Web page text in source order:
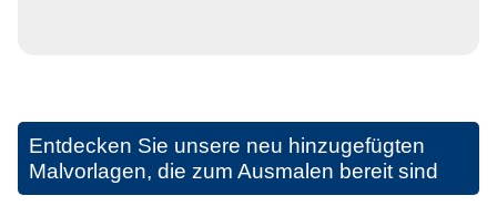
Entdecken Sie unsere neu hinzugefügten
Malvorlagen, die zum Ausmalen bereit sind